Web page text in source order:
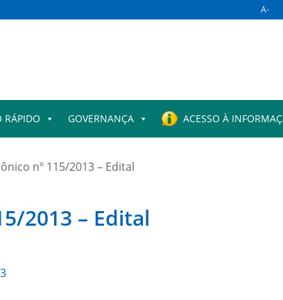
A-
RÁPIDO GOVERNANÇA ACESSO À
nº 115/2013 – Edital
2013 – Edital